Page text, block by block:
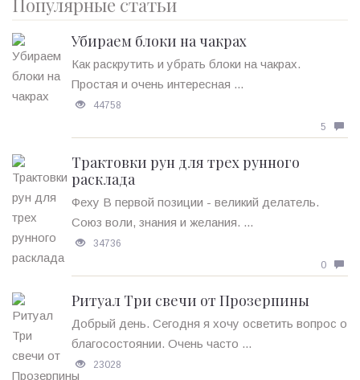
Популярные статьи
Убираем блоки на чакрах
Как раскрутить и убрать блоки на чакрах.
Простая и очень интересная ...
44758
5
Трактовки рун для трех рунного
расклада
Феху В первой позиции - великий делатель.
Союз воли, знания и желания. ...
34736
0
Ритуал Три свечи от Прозерпины
Добрый день. Сегодня я хочу осветить вопрос о
благосостоянии. Очень часто ...
23028